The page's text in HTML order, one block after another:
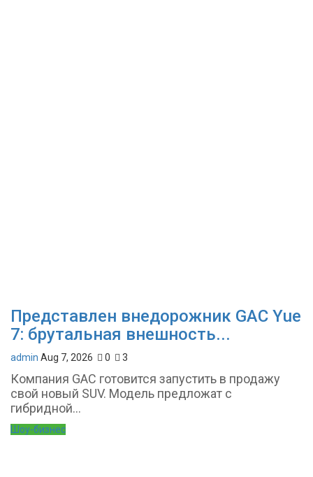
Представлен внедорожник GAC Yue
7: брутальная внешность...
admin Aug 7, 2026 0 3
Компания GAC готовится запустить в продажу
свой новый SUV. Модель предложат с
гибридной...
Шоу-бизнес